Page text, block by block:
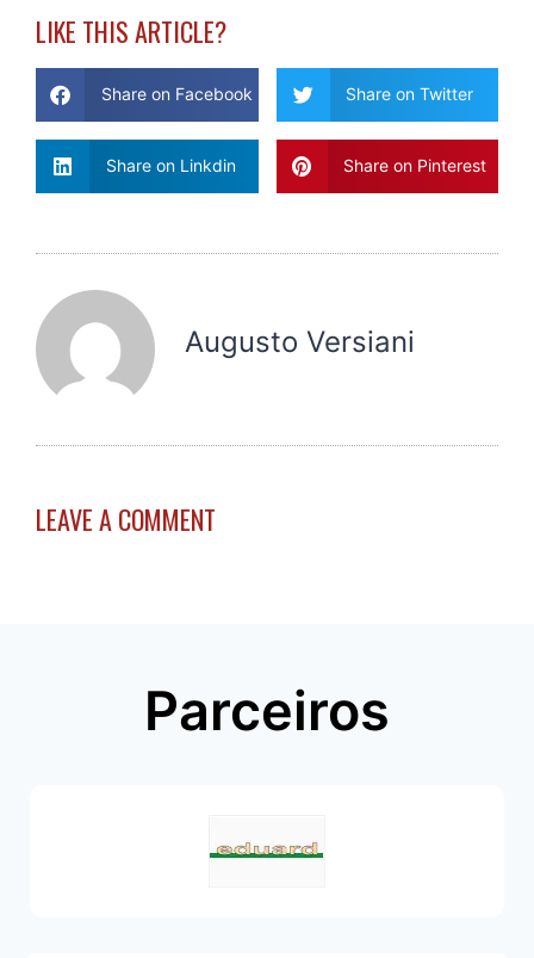
LIKE THIS ARTICLE?
Share on Facebook Share on Twitter
Share on Linkdin Share on Pinterest
Augusto Versiani
LEAVE A COMMENT
Parceiros